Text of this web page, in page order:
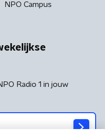
NPO Campus
Radio 1 in jouw